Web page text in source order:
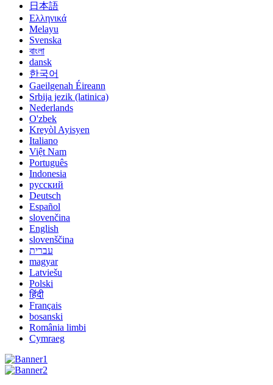
日本語
Ελληνικά
Melayu
Svenska
বাংলা
dansk
한국어
Gaeilgenah Éireann
Srbija jezik (latinica)
Nederlands
O'zbek
Kreyòl Ayisyen
Italiano
Việt Nam
Português
Indonesia
русский
Deutsch
Español
slovenčina
English
slovenščina
עברית
magyar
Latviešu
Polski
हिंदी
Français
bosanski
România limbi
Cymraeg